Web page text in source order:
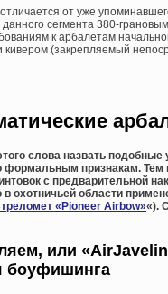
от уже
сегмента 380-
к арбалетам
(закрепляемый
слова назвать подобные
формальным признакам.
с предварительной
охотничьей области
«Pioneer Airbow»«).
или
боуфишинга